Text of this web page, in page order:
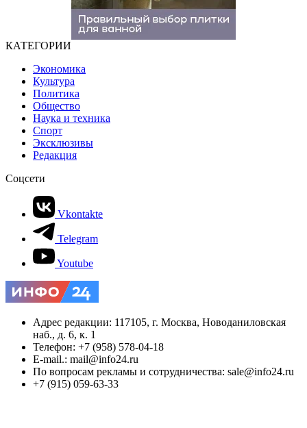
КАТЕГОРИИ
Экономика
Культура
Политика
Общество
Наука и техника
Спорт
Эксклюзивы
Редакция
Соцсети
Vkontakte
Telegram
Youtube
Адрес редакции: 117105, г. Москва, Новоданиловская
наб., д. 6, к. 1
Телефон: +7 (958) 578-04-18
E-mail.: mail@info24.ru
По вопросам рекламы и сотрудничества: sale@info24.ru
+7 (915) 059-63-33